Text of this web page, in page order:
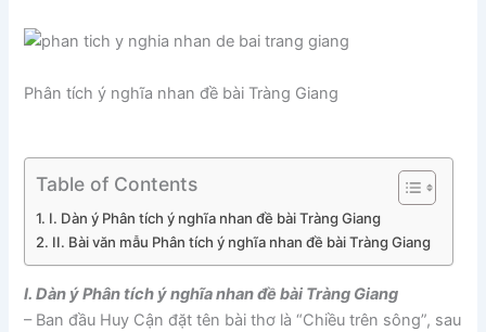
Phân tích ý nghĩa nhan đề bài Tràng Giang
Table of Contents
I. Dàn ý Phân tích ý nghĩa nhan đề bài Tràng Giang
II. Bài văn mẫu Phân tích ý nghĩa nhan đề bài Tràng Giang
I. Dàn ý Phân tích ý nghĩa nhan đề bài Tràng Giang
– Ban đầu Huy Cận đặt tên bài thơ là “Chiều trên sông”, sau